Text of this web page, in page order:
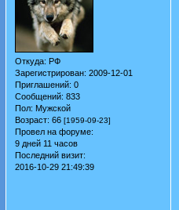
Откуда: РФ
Зарегистрирован: 2009-12-01
Приглашений: 0
Сообщений: 833
Пол: Мужской
Возраст: 66 [1959-09-23]
Провел на форуме:
9 дней 11 часов
Последний визит:
2016-10-29 21:49:39